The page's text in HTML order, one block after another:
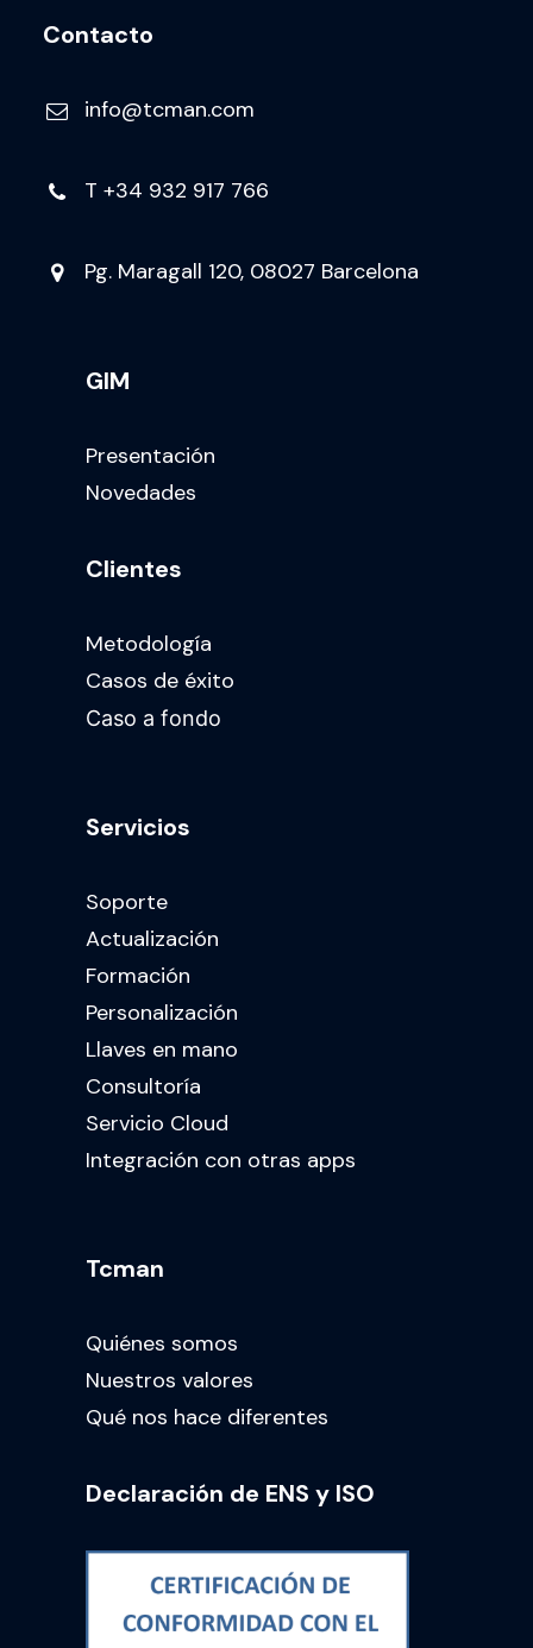
Contacto
info@tcman.com
T +34 932 917 766
Pg. Maragall 120, 08027 Barcelona
GIM
Presentación
Novedades
Clientes
Metodología
Casos de éxito
Caso a fondo
Servicios
Soporte
Actualización
Formación
Personalización
Llaves en mano
Consultoría
Servicio Cloud
Integración con otras apps
Tcman
Quiénes somos
Nuestros valores
Qué nos hace diferentes
Declaración de ENS y ISO